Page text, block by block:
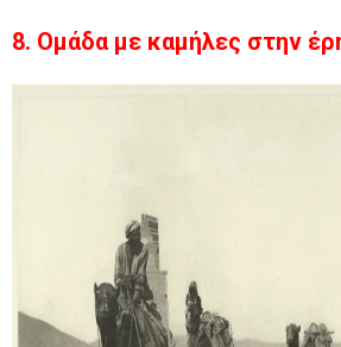
8. Ομάδα με καμήλες στην